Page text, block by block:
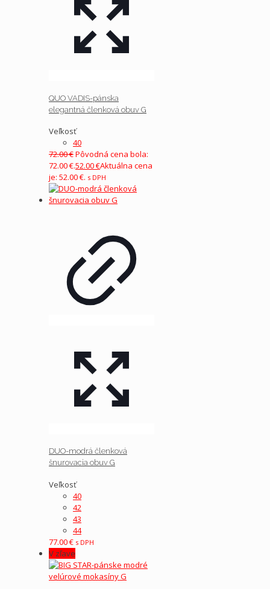
QUO VADIS-pánska
elegantná členková obuv G
Veľkosť
40
72.00€Pôvodná cena bola:
72.00 €.52.00€Aktuálna cena
je: 52.00 €. s DPH
DUO-modrá členková
šnurovacia obuv G
Veľkosť
40
42
43
44
77.00€ s DPH
V zľave